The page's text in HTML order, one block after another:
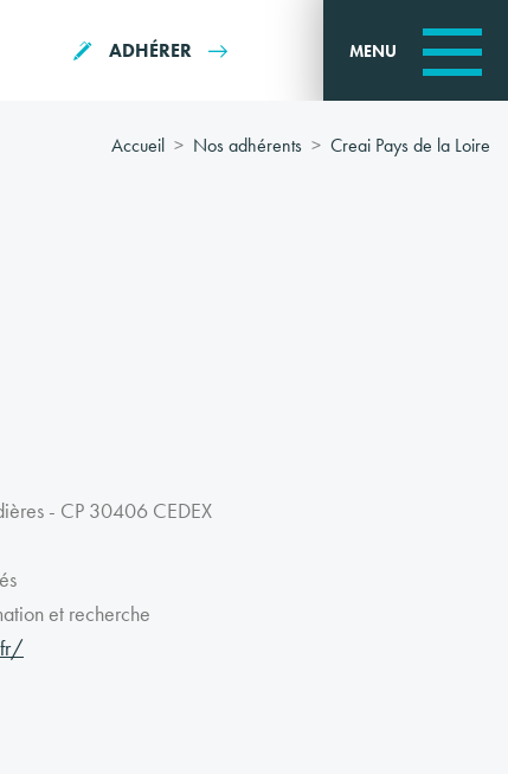
ADHÉRER MENU
Accueil Nos adhérents Creai Pays de la Loire
- CP 30406 CEDEX
et recherche